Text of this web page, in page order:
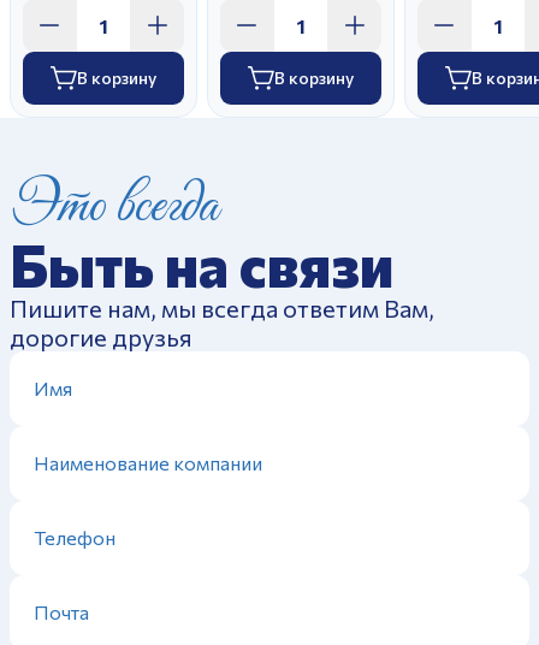
В корзину В корзину В
Это всегда
Быть на связи
Пишите нам, мы всегда ответим Вам,
дорогие друзья